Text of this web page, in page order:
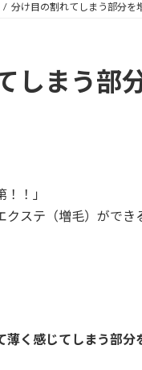
分け目の割れてしまう部分を
しまう部
！」
ステ（増毛）ができ
薄く感じてしまう部